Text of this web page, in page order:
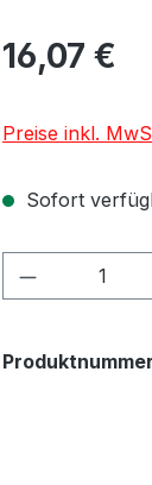
16,07 €
Preise inkl.
Sofort
Produkt